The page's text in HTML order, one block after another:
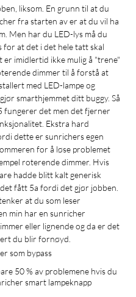
fra starten av er at du vil ha
Men har du LED-lys må du
for at det i det hele tatt skal
er imidlertid ikke mulig å "trene"
dimmer til å forstå at
med LED-lampe og
smarthjemmet ditt buggy. Så
det men det fjerner
Ekstra hard
dette er sunrichers egen
for å løse problemet
roterende dimmer. Hvis
hadde blitt kalt generisk
det fått 5a fordi det gjør jobben.
at du som leser
min har en sunricher
eller lignende og da er det
du blir fornøyd.
som bypass
50 % av problemene hvis du
smart lampeknapp